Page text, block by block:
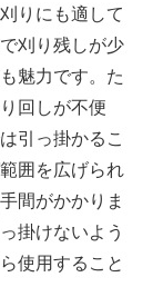
りにも適して
刈り残しが少
魅力です。た
回しが不便
引っ掛かるこ
囲を広げられ
間がかかりま
掛けないよう
使用すること